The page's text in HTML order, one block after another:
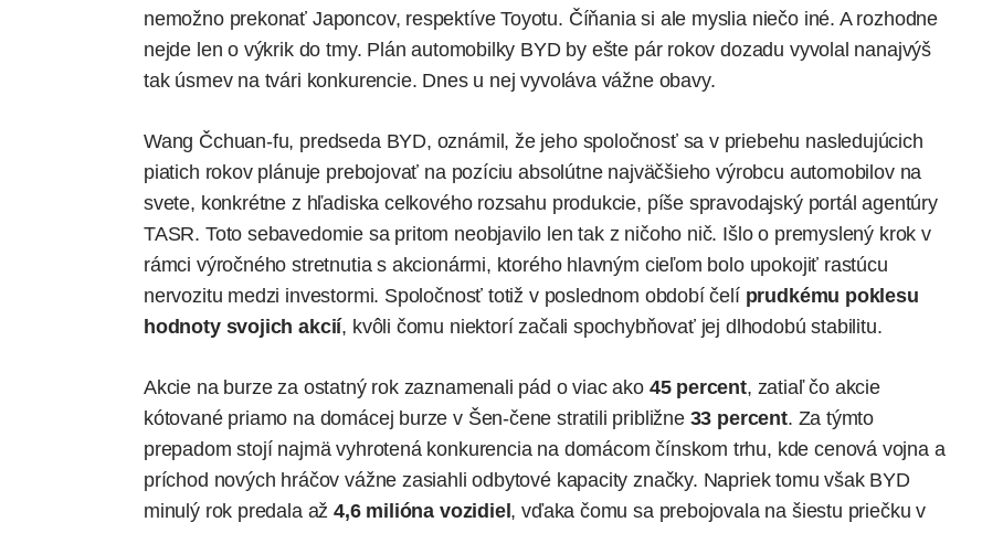
nemožno prekonať Japoncov, respektíve Toyotu. Číňania si ale myslia niečo iné. A rozhodne
nejde len o výkrik do tmy. Plán automobilky BYD by ešte pár rokov dozadu vyvolal nanajvýš
tak úsmev na tvári konkurencie. Dnes u nej vyvoláva vážne obavy.
Wang Čchuan-fu, predseda BYD, oznámil, že jeho spoločnosť sa v priebehu nasledujúcich
piatich rokov plánuje prebojovať na pozíciu absolútne najväčšieho výrobcu automobilov na
svete, konkrétne z hľadiska celkového rozsahu produkcie, píše spravodajský portál agentúry
TASR. Toto sebavedomie sa pritom neobjavilo len tak z ničoho nič. Išlo o premyslený krok v
rámci výročného stretnutia s akcionármi, ktorého hlavným cieľom bolo upokojiť rastúcu
nervozitu medzi investormi. Spoločnosť totiž v poslednom období čelí prudkému poklesu
hodnoty svojich akcií, kvôli čomu niektorí začali spochybňovať jej dlhodobú stabilitu.
Akcie na burze za ostatný rok zaznamenali pád o viac ako45 percent, zatiaľ čo akcie
kótované priamo na domácej burze v Šen-čene stratili približne 33 percent. Za týmto
prepadom stojí najmä vyhrotená konkurencia na domácom čínskom trhu, kde cenová vojna a
príchod nových hráčov vážne zasiahli odbytové kapacity značky. Napriek tomu však BYD
minulý rok predala až4,6 milióna vozidiel , vďaka čomu sa prebojovala na šiestu priečku v